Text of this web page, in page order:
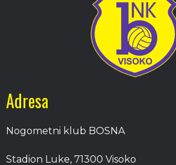
Adresa
Nogometni klub BOSNA
Stadion Luke, 71300 Visoko